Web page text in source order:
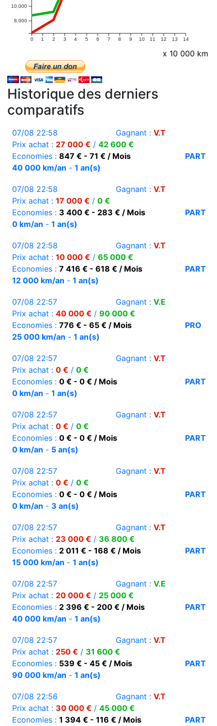
0 1 2 3 4 5 6 7 8 9 10 11 12 13 14
8,000
10,000
x 10 000 km
Historique des derniers
comparatifs
07/08 22:58 Gagnant : V.T
Prix achat : 27 000 € / 42 600 €
Economies : 847 € - 71 € / Mois
PART
40 000 km/an - 1 an(s)
07/08 22:58 Gagnant : V.T
Prix achat : 17 000 € / 0 €
Economies : 3 400 € - 283 € / Mois
PART
0 km/an - 1 an(s)
07/08 22:58 Gagnant : V.T
Prix achat : 10 000 € / 65 000 €
Economies : 7 416 € - 618 € / Mois
PART
12 000 km/an - 1 an(s)
07/08 22:57 Gagnant : V.E
Prix achat : 40 000 € / 90 000 €
Economies : 776 € - 65 € / Mois
PRO
25 000 km/an - 1 an(s)
07/08 22:57 Gagnant : V.T
Prix achat : 0 € / 0 €
Economies : 0 € - 0 € / Mois
PART
0 km/an - 1 an(s)
07/08 22:57 Gagnant : V.T
Prix achat : 0 € / 0 €
Economies : 0 € - 0 € / Mois
PART
0 km/an - 5 an(s)
07/08 22:57 Gagnant : V.T
Prix achat : 0 € / 0 €
Economies : 0 € - 0 € / Mois
PART
0 km/an - 3 an(s)
07/08 22:57 Gagnant : V.T
Prix achat : 23 000 € / 36 800 €
Economies : 2 011 € - 168 € / Mois
PART
15 000 km/an - 1 an(s)
07/08 22:57 Gagnant : V.E
Prix achat : 20 000 € / 25 000 €
Economies : 2 396 € - 200 € / Mois
PART
40 000 km/an - 1 an(s)
07/08 22:57 Gagnant : V.T
Prix achat : 250 € / 31 600 €
Economies : 539 € - 45 € / Mois
PART
90 000 km/an - 1 an(s)
07/08 22:56 Gagnant : V.T
Prix achat : 30 000 € / 45 000 €
Economies : 1 394 € - 116 € / Mois
PART